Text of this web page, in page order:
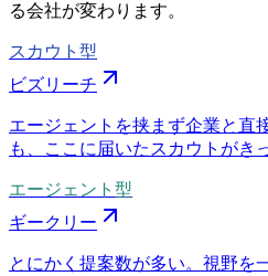
る会社が変わります。
スカウト型
ビズリーチ
エージェントを挟まず企業と直
も、ここに届いたスカウトがき
エージェント型
ギークリー
とにかく提案数が多い。視野を